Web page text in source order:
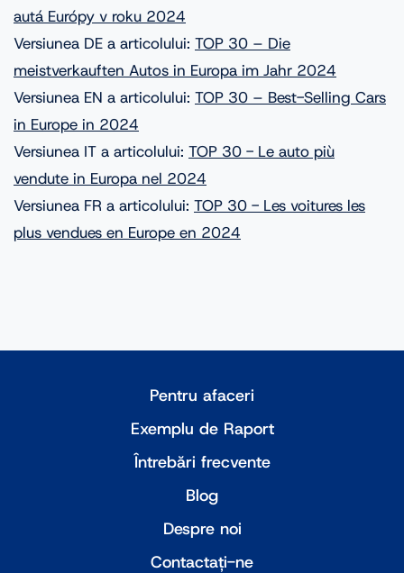
autá Európy v roku 2024
Versiunea DE a articolului: TOP 30 – Die
meistverkauften Autos in Europa im Jahr 2024
Versiunea EN a articolului: TOP 30 – Best-Selling Cars
in Europe in 2024
Versiunea IT a articolului: TOP 30 - Le auto più
vendute in Europa nel 2024
Versiunea FR a articolului: TOP 30 - Les voitures les
plus vendues en Europe en 2024
Pentru afaceri
Exemplu de Raport
Întrebări frecvente
Blog
Despre noi
Contactați-ne